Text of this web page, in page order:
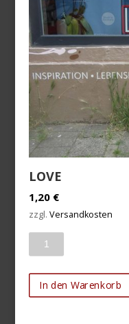
LOVE
1,20 €
zzgl.Versandkosten
In den Warenkorb